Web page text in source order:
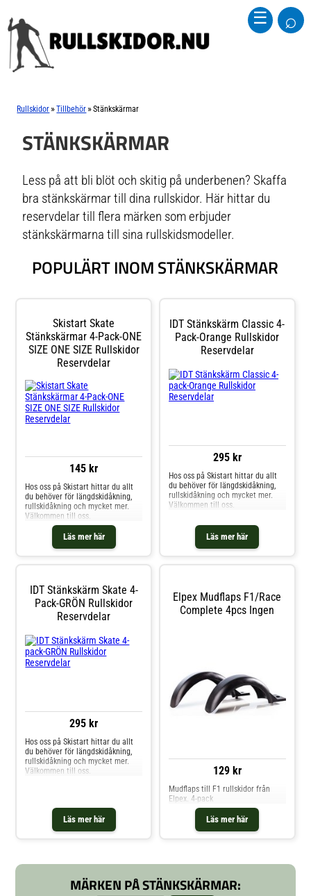
☰ ⌕
Rullskidor »Tillbehör »Stänkskärmar
STÄNKSKÄRMAR
Less på att bli blöt och skitig på underbenen? Skaffa
bra stänkskärmar till dina rullskidor. Här hittar du
reservdelar till flera märken som erbjuder
stänkskärmarna till sina rullskidsmodeller.
POPULÄRT INOM STÄNKSKÄRMAR
Skistart Skate
Stänkskärmar 4-Pack-ONE
SIZE ONE SIZE Rullskidor
Reservdelar
145 kr
Läs mer här
Hos oss på Skistart hittar du allt
du behöver för längdskidåkning,
rullskidåkning och mycket mer.
Välkommen till oss.
IDT Stänkskärm Classic 4-
Pack-Orange Rullskidor
Reservdelar
295 kr
Läs mer här
Hos oss på Skistart hittar du allt
du behöver för längdskidåkning,
rullskidåkning och mycket mer.
Välkommen till oss.
IDT Stänkskärm Skate 4-
Pack-GRÖN Rullskidor
Reservdelar
295 kr
Läs mer här
Hos oss på Skistart hittar du allt
du behöver för längdskidåkning,
rullskidåkning och mycket mer.
Välkommen till oss.
Elpex Mudflaps F1/Race
Complete 4pcs Ingen
129 kr
Läs mer här
Mudflaps till F1 rullskidor från
Elpex. 4-pack
MÄRKEN PÅ STÄNKSKÄRMAR: